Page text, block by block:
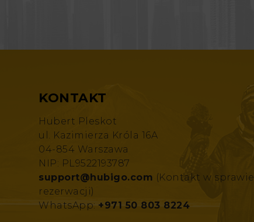
KONTAKT
Hubert Pleskot
ul. Kazimierza Króla 16A
04-854 Warszawa
NIP: PL9522193787
support@hubigo.com (Kontakt w sprawie
rezerwacji)
WhatsApp: +971 50 803 8224